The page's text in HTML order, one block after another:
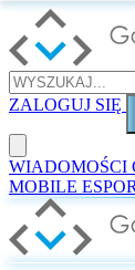
ZALOGUJ SIĘ
WIADOMOŚCI
MOBILE